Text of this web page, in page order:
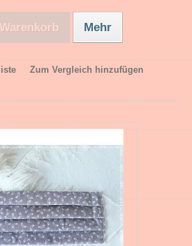
Mehr
Zum Vergleich hinzufügen